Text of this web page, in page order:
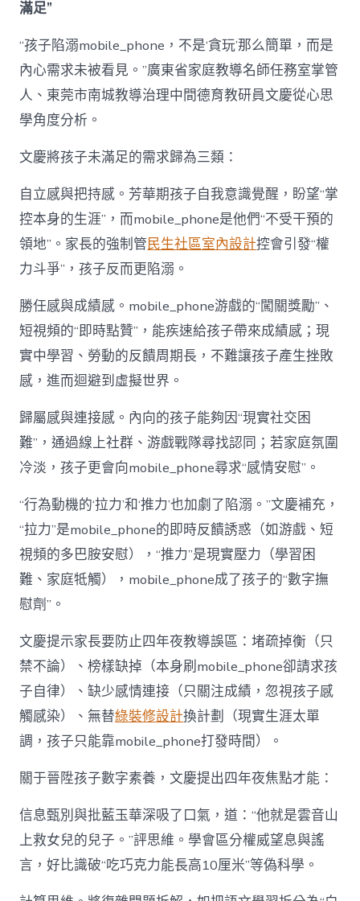
滿足”
“孩子陷溺mobile_phone，不是‘貪玩’那么簡單，而是
內心需求未被看見。”廣東省家庭教導名師任務室掌管
人、東莞市南城教導治理中間德育教研員文慶從心思
學角度分析。
文慶將孩子未滿足的需求歸為三類：
自立感與把持感。芳華期孩子自我意識覺醒，盼望“掌
控本身的生涯”，而mobile_phone是他們“不受干預的
領地”。家長的強制管民生社區室內設計控會引發“權
力斗爭”，孩子反而更陷溺。
勝任感與成績感。mobile_phone游戲的“闖關獎勵”、
短視頻的“即時點贊”，能疾速給孩子帶來成績感；現
實中學習、勞動的反饋周期長，不難讓孩子產生挫敗
感，進而迴避到虛擬世界。
歸屬感與連接感。內向的孩子能夠因“現實社交困
難”，通過線上社群、游戲戰隊尋找認同；若家庭氛圍
冷淡，孩子更會向mobile_phone尋求“感情安慰”。
“行為動機的‘拉力’和‘推力’也加劇了陷溺。”文慶補充，
“拉力”是mobile_phone的即時反饋誘惑（如游戲、短
視頻的多巴胺安慰），“推力”是現實壓力（學習困
難、家庭牴觸），mobile_phone成了孩子的“數字撫
慰劑”。
文慶提示家長要防止四年夜教導誤區：堵疏掉衡（只
禁不論）、榜樣缺掉（本身刷mobile_phone卻請求孩
子自律）、缺少感情連接（只關注成績，忽視孩子感
觸感染）、無替綠裝修設計換計劃（現實生涯太單
調，孩子只能靠mobile_phone打發時間）。
關于晉陞孩子數字素養，文慶提出四年夜焦點才能：
信息甄別與批藍玉華深吸了口氣，道：“他就是雲音山
上救女兒的兒子。”評思維。學會區分權威望息與謠
言，好比識破“吃巧克力能長高10厘米”等偽科學。